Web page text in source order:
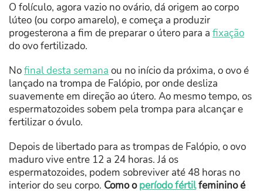
O folículo, agora vazio no ovário, dá origem ao corpo
lúteo (ou corpo amarelo), e começa a produzir
progesterona a fim de preparar o útero para a fixação
do ovo fertilizado.
Nofinal desta semana ou no início da próxima, o ovo é
lançado na trompa de Falópio, por onde desliza
suavemente em direção ao útero. Ao mesmo tempo, os
espermatozoides sobem pela trompa para alcançar e
fertilizar o óvulo.
Depois de libertado para as trompas de Falópio, o ovo
maduro vive entre 12 a 24 horas. Já os
espermatozoides, podem sobreviver até 48 horas no
interior do seu corpo. Como operíodo fértilfeminino é